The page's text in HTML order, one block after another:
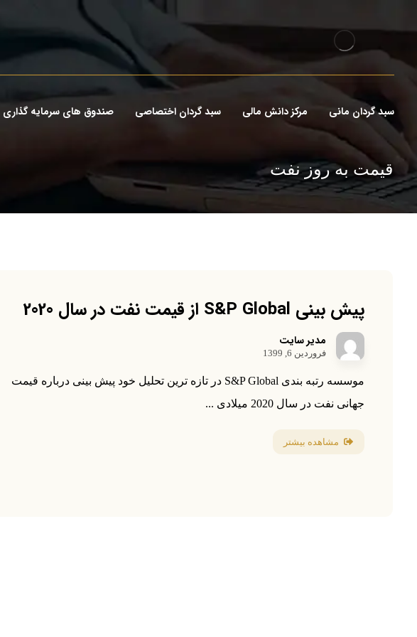
سبد گردان مانی مرکز دانش مالی سبد گردان اختصاصی صندوق های سرمایه گذاری
قیمت به روز نفت
پیش بینی S&P Global از قیمت نفت در سال 2020
مدیر سایت
فروردین 6, 1399
موسسه رتبه بندی S&P Global در تازه ترین تحلیل خود پیش بینی درباره قیمت
جهانی نفت در سال 2020 میلادی ...
مشاهده بیشتر